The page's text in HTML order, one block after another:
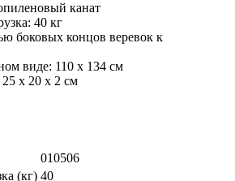
канат
40 кг
боковых концов веревок к
виде: 110 х 134 см
х 20 х 2 см
010506
(кг) 40